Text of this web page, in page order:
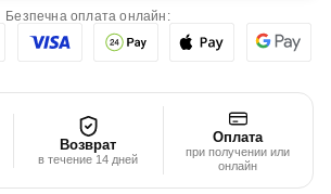
Безпечна оплата онлайн:
Возврат
в течение 14 дней
Оплата
при получении или
онлайн